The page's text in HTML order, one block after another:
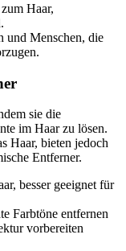
Haar,
und Menschen, die
sie die
im Haar zu lösen.
Haar, bieten jedoch
Entferner.
besser geeignet für
Farbtöne entfernen
vorbereiten